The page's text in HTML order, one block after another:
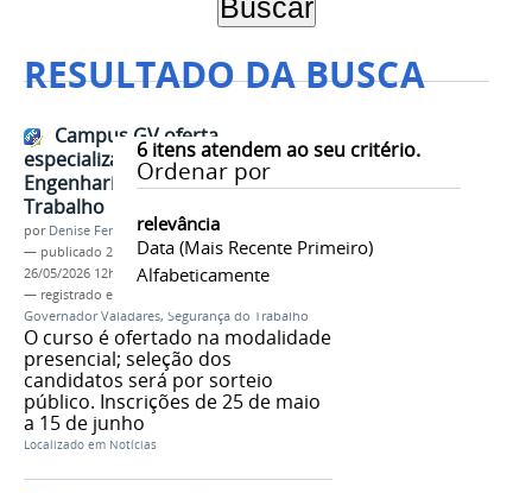
RESULTADO DA BUSCA
6itens atendem ao seu critério.
Ordenar por
relevância
Data (mais Recente Primeiro)
Alfabeticamente
Campus GV oferta
especialização gratuita em
Engenharia de Segurança do
Trabalho
por Denise Ferreira dos Santos
— publicado 25/05/2026 —última modificação
26/05/2026 12h56
— registrado em:
Governador Valadares, Segurança do Trabalho
O curso é ofertado na modalidade
presencial; seleção dos
candidatos será por sorteio
público. Inscrições de 25 de maio
a 15 de junho
Localizado em Notícias